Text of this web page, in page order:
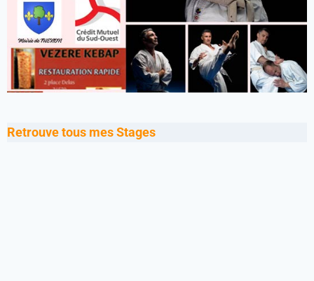
Retrouve tous mes Stages